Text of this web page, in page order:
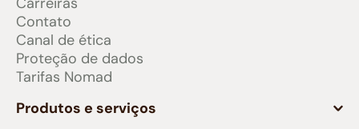
Contato
Canal de ética
Proteção de dados
Tarifas Nomad
Produtos e serviços